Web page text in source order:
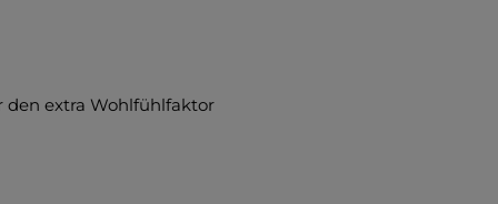
den extra Wohlfühlfaktor